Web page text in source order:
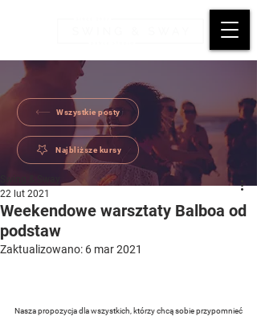
Wszystkie posty
Najbliższe kursy
Weekendowe warsztaty Balboa od
podstaw
22 lut 2021
Zaktualizowano: 6 mar 2021
Nasza propozycja dla wszystkich, którzy chcą sobie przypomnieć